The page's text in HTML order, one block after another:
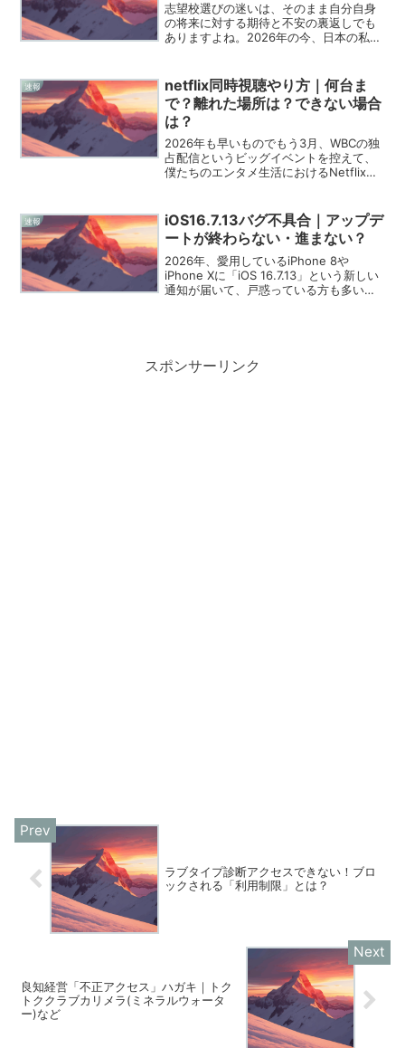
志望校選びの迷いは、そのまま自分自身
の将来に対する期待と不安の裏返しでも
ありますよね。2026年の今、日本の私立
験生にとって最高に贅沢で、かつ最高に
苦しい悩みだと言える...
速報
netflix同時視聴やり方｜何台ま
で？離れた場所は？できない場合
は？
2026年も早いものでもう3月、WBCの独
占配信というビッグイベントを控えて、
僕たちのエンタメ生活におけるNetflixの
の活躍を追いかけたいけれど、いざ再生
しようとし...
速報
iOS16.7.13バグ不具合｜アップデ
ートが終わらない・進まない？
2026年、愛用しているiPhone 8や
iPhone Xに「iOS 16.7.13」という新しい
通知が届いて、戸惑っている方も多いの
スポンサーリンク
ラブタイプ診断アクセスできない！ブロ
ックされる「利用制限」とは？
良知経営「不正アクセス」ハガキ｜トク
トククラブカリメラ(ミネラルウォータ
ー)など